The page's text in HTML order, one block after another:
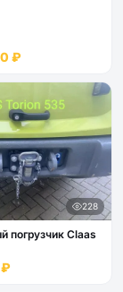
₽
228
погрузчик Claas
₽